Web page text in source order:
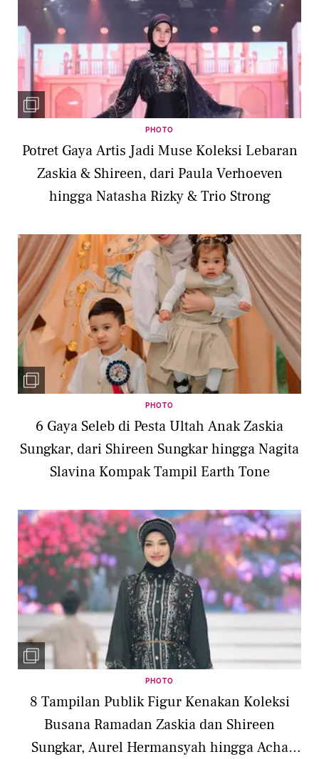
PHOTO
Potret Gaya Artis Jadi Muse Koleksi Lebaran
Zaskia & Shireen, dari Paula Verhoeven
hingga Natasha Rizky & Trio Strong
PHOTO
6 Gaya Seleb di Pesta Ultah Anak Zaskia
Sungkar, dari Shireen Sungkar hingga Nagita
Slavina Kompak Tampil Earth Tone
PHOTO
8 Tampilan Publik Figur Kenakan Koleksi
Busana Ramadan Zaskia dan Shireen
Sungkar, Aurel Hermansyah hingga Acha